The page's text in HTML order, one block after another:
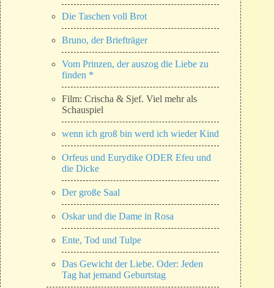
Die Taschen voll Brot
Bruno, der Briefträger
Vom Prinzen, der auszog die Liebe zu
finden *
Film: Crischa & Sjef. Viel mehr als
Schauspiel
wenn ich groß bin werd ich wieder Kind
Orfeus und Eurydike ODER Efeu und
die Dicke
Der große Saal
Oskar und die Dame in Rosa
Ente, Tod und Tulpe
Das Gewicht der Liebe. Oder: Jeden
Tag hat jemand Geburtstag